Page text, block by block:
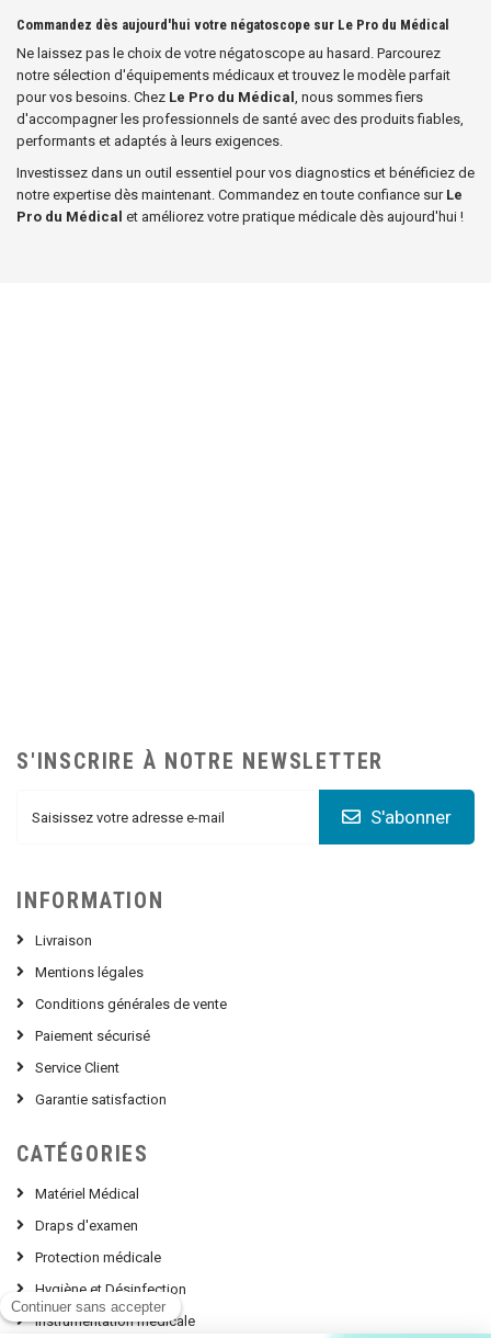
Commandez dès aujourd'hui votre négatoscope sur Le Pro du Médical
Ne laissez pas le choix de votre négatoscope au hasard. Parcourez
notre sélection d'équipements médicaux et trouvez le modèle parfait
pour vos besoins. Chez Le Pro du Médical , nous sommes fiers
d'accompagner les professionnels de santé avec des produits fiables,
performants et adaptés à leurs exigences.
Investissez dans un outil essentiel pour vos diagnostics et bénéficiez de
notre expertise dès maintenant. Commandez en toute confiance sur Le
Pro du Médical et améliorez votre pratique médicale dès aujourd'hui !
S'INSCRIRE À NOTRE NEWSLETTER
S'abonner
INFORMATION
Livraison
Mentions légales
Conditions générales de vente
Paiement sécurisé
Service Client
Garantie satisfaction
CATÉGORIES
Matériel Médical
Draps d'examen
Protection médicale
Hygiène et Désinfection
Instrumentation médicale